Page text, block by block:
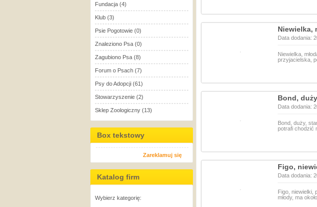
Fundacja (4)
Klub (3)
Psie Pogotowie (0)
Znaleziono Psa (0)
Zagubiono Psa (8)
Forum o Psach (7)
Psy do Adopcji (61)
Stowarzyszenie (2)
Sklep Zoologiczny (13)
Box tekstowy
Zareklamuj się
Katalog firm
Wybierz kategorię:
Niewielka,
Data dodania:
Niewielka,
przyjacielska,
Bond,
Data dodania:
Bond, duży,
potrafi chodzić
Figo,
Data dodania:
Figo, niewielki,
młody, ma